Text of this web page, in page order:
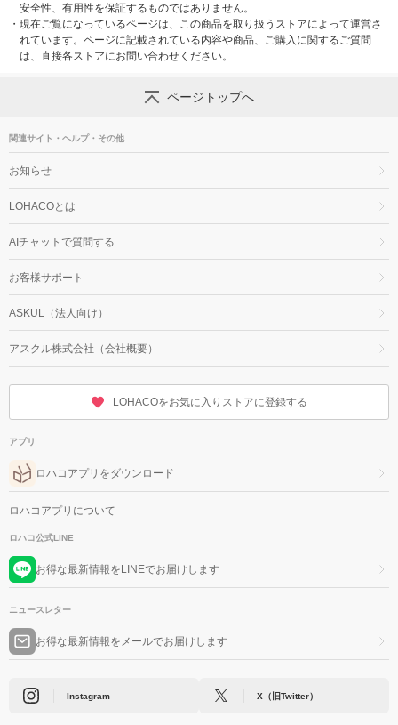
安全性、有用性を保証するものではありません。
・ 現在ご覧になっているページは、この商品を取り扱うストアによって運営さ
れています。ページに記載されている内容や商品、ご購入に関するご質問
は、直接各ストアにお問い合わせください。
ページトップへ
関連サイト・ヘルプ・その他
お知らせ
LOHACOとは
AIチャットで質問する
お客様サポート
ASKUL（法人向け）
アスクル株式会社（会社概要）
LOHACOをお気に入りストアに登録する
アプリ
ロハコアプリをダウンロード
ロハコアプリについて
ロハコ公式LINE
お得な最新情報をLINEでお届けします
ニュースレター
お得な最新情報をメールでお届けします
Instagram X（旧Twitter）